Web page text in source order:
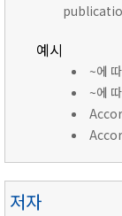
예시
~에
~에
저자